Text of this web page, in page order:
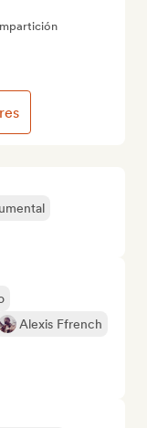
Alexis Ffrench